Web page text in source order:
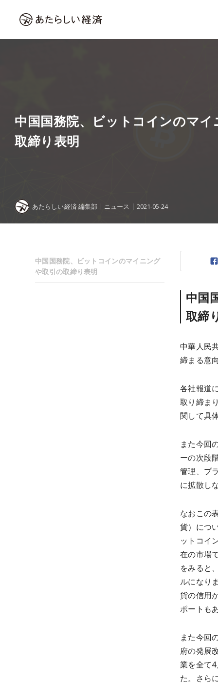
中国国務院、ビットコインのマ
取締り表明
あたらしい経済 編集部 ニュース 2021-05-24
中国
取締
中華人民
締まる意
各社報道
取り締ま
関して具
また今回
ーの次段
管理、プ
に拡散し
なおこの
貨）につ
ットコイ
在の市場
をみると
ルになり
貨の信用
ポートも
また今回
府の発展
業を全て
た。さら
中国国務院、ビットコインのマイニング
や取引の取締り表明